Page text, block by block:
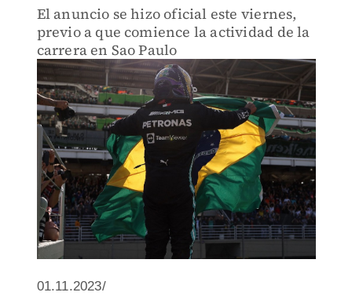
El anuncio se hizo oficial este viernes,
previo a que comience la actividad de la
carrera en Sao Paulo
01.11.2023/